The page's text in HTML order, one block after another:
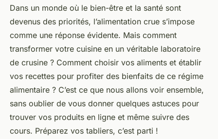
Comment organiser une
cuisine pour une alimentation
crue et naturelle ?
renaud•18 février 2024•6 min de lecture
Dans un monde où le bien-être et la santé sont
devenus des priorités, l’alimentation crue s’impose
comme une réponse évidente. Mais comment
transformer votre cuisine en un véritable laboratoire
de crusine ? Comment choisir vos aliments et établir
vos recettes pour profiter des bienfaits de ce régime
alimentaire ? C’est ce que nous allons voir ensemble,
sans oublier de vous donner quelques astuces pour
trouver vos produits en ligne et même suivre des
cours. Préparez vos tabliers, c’est parti !